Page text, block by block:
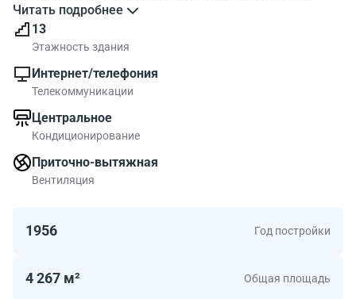
минут. На фото, показано как выглядит бизнес-центр
Sady Pekina. С какими учреждениями расположен
бизнес-центр Сады Пекина можно узнать на карте.
Сады Пекина обладает хорошей инфраструктурой.
Посмотрите где находится бизнес-центр на карте, и
Всего в здании 5067 м2 коммерческих помещений.
Площади офисов от 120.00 до 865.00 метров
квадратных. В бизнес-центре Сады Пекина на
Читать подробнее
13
Этажность здания
Интернет/телефония
Телекоммуникации
Центральное
Кондиционирование
Приточно-вытяжная
Вентиляция
1956 Год постройки
4 267 м² Общая площадь